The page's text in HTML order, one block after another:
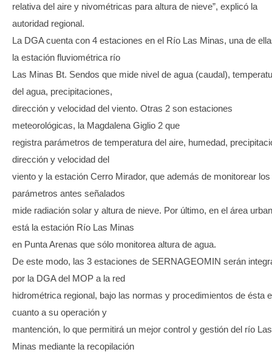
relativa del aire y nivométricas para altura de nieve”, explicó la
autoridad regional.
La DGA cuenta con 4 estaciones en el Río Las Minas, una de
la estación fluviométrica río
Las Minas Bt. Sendos que mide nivel de agua (caudal),
del agua, precipitaciones,
dirección y velocidad del viento. Otras 2 son estaciones
meteorológicas, la Magdalena Giglio 2 que
registra parámetros de temperatura del aire, humedad,
dirección y velocidad del
viento y la estación Cerro Mirador, que además de monitorear los
parámetros antes señalados
mide radiación solar y altura de nieve. Por último, en el área
está la estación Río Las Minas
en Punta Arenas que sólo monitorea altura de agua.
De este modo, las 3 estaciones de SERNAGEOMIN serán
por la DGA del MOP a la red
hidrométrica regional, bajo las normas y procedimientos de ésta
cuanto a su operación y
mantención, lo que permitirá un mejor control y gestión del río Las
Minas mediante la recopilación